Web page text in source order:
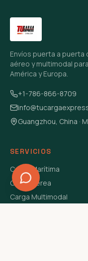
Envíos puerta a puerta
aéreo y multimodal
América y Europa.
+1-786-866-8709
Guangzhou, China ·
SERVICIOS
Carga Marítima
Carga Aérea
Carga Multimodal